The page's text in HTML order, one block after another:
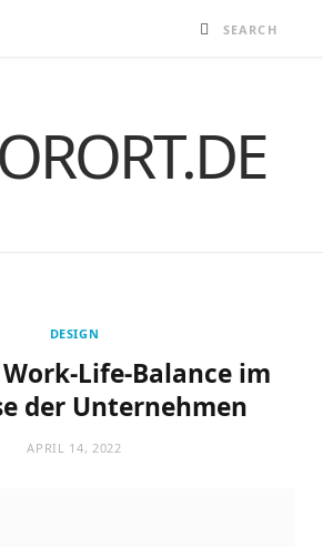
DESIGN
Life-Balance im
der Unternehmen
APRIL 14, 2022